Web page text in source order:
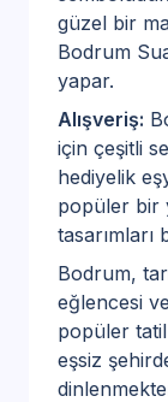
güzel bir
Bodrum
yapar.
Alışveriş:
için çeşitli
hediyelik
popüler bir
tasarımları
Bodrum,
eğlencesi
popüler
eşsiz